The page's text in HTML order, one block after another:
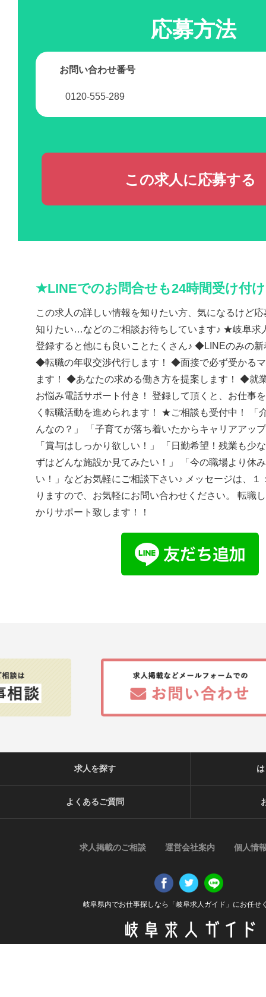
応募方法
お問い合わせ番号
0120-555-289
この求人に応募する
★LINEでのお問合せも24時間受け付
この求人の詳しい情報を知りたい方、気になるけど
知りたい…などのご相談お待ちしています♪ ★岐阜求
登録すると他にも良いことたくさん♪ ◆LINEのみの
◆転職の年収交渉代行します！ ◆面接で必ず受かる
ます！ ◆あなたの求める働き方を提案します！ ◆就
お悩み電話サポート付き！ 登録して頂くと、お仕事
く転職活動を進められます！ ★ご相談も受付中！ 「
んなの？」 「子育てが落ち着いたからキャリアアッ
「賞与はしっかり欲しい！」 「日勤希望！残業も少
ずはどんな施設か見てみたい！」 「今の職場より休
い！」などお気軽にご相談下さい♪ メッセージは、１
りますので、お気軽にお問い合わせください。 転職
かりサポート致します！！
岐阜県内でお仕事探しなら「岐阜求人ガイド」にお任せ
求人を探す
よくあるご質問
求人掲載のご相談 運営会社案内 個人情